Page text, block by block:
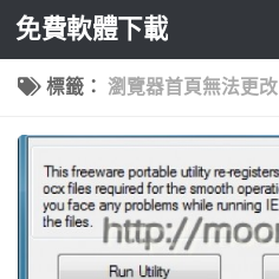
Skip to content
免費軟體下載
標籤： 瀏覽器首頁無法更改